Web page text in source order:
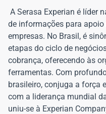
A Serasa Experian é líder
de informações para
empresas. No Brasil, é
etapas do ciclo de
cobrança, oferecendo às
ferramentas. Com
brasileiro, conjuga a força
com a liderança mundial
uniu-se à Experian